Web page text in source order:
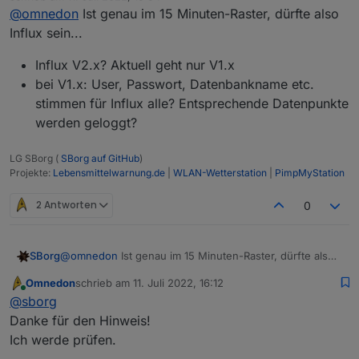
Jul 11 17:00:18 ioBroker-Pi4
Jul 11 17:15:30 ioBroker-Pi4
Jul 11 17:15:30 ioBroker-Pi4
Jul 11 17:15:30 ioBroker-Pi4
Jul 11 17:15:30 ioBroker-Pi4
zuletzt editiert von
@omnedon Ist genau im 15 Minuten-Raster, dürfte also
Influx sein...
Influx V2.x? Aktuell geht nur V1.x
bei V1.x: User, Passwort, Datenbankname etc.
stimmen für Influx alle? Entsprechende Datenpunkte
werden geloggt?
LG SBorg ( SBorg auf GitHub)
Projekte: Lebensmittelwarnung.de WLAN-Wetterstation PimpMyStation
2 Antworten 0
SBorg@omnedon Ist genau im 15 Minuten-Raster, dürfte also
Influx V2.x? Aktuell geht nur V1.x
stimmen für Influx alle? Entsprechende
Datenpunkte werden geloggt?
Online
Omnedonschrieb am 11. Juli 2022, 16:12
zuletzt editiert von
@sborg
Danke für den Hinweis!
Ich werde prüfen.